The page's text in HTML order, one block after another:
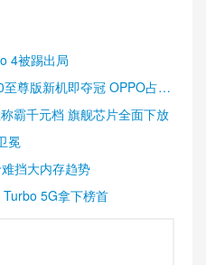
4被踢出局
尊版新机即夺冠 OPPO占据
霸千元档 旗舰芯片全面下放
冕
挡大内存趋势
5G拿下榜首